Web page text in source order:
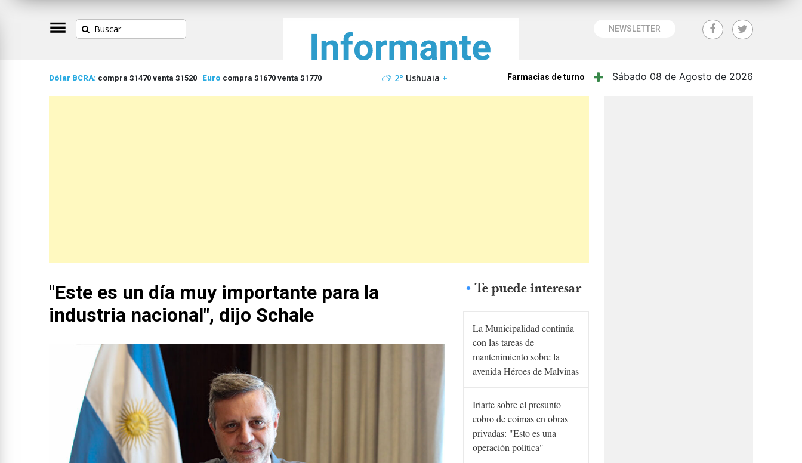
NEWSLETTER
Dólar BCRA: compra $1470 venta $1520 Euro compra $1670 venta $1770 2° Ushuaia + Farmacias de turno Sábado 08 de Agosto de 2026
"Este es un día muy importante para la
industria nacional", dijo Schale
Te puede interesar
La Municipalidad continúa
con las tareas de
mantenimiento sobre la
avenida Héroes de Malvinas
Iriarte sobre el presunto
cobro de coimas en obras
privadas: "Esto es una
operación política"